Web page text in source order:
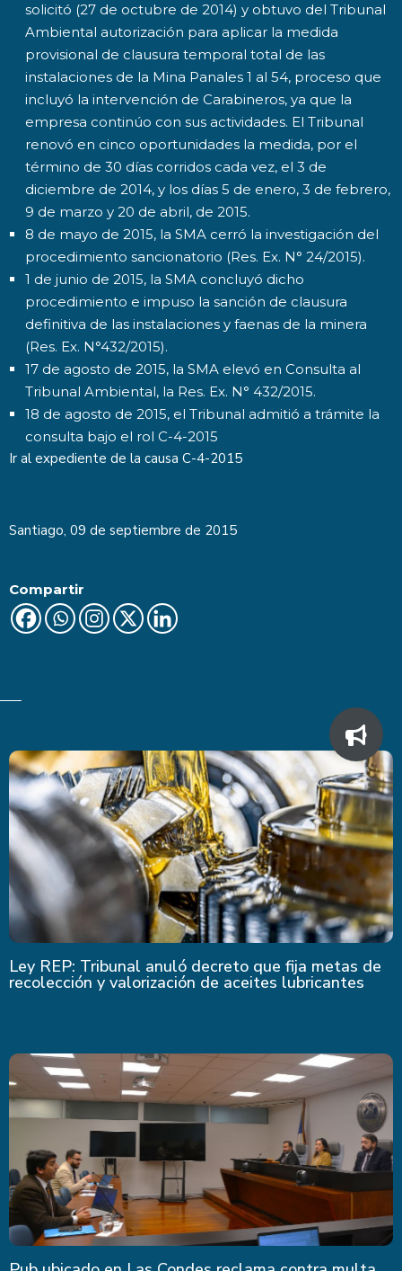
solicitó (27 de octubre de 2014) y obtuvo del Tribunal
Ambiental autorización para aplicar la medida
provisional de clausura temporal total de las
instalaciones de la Mina Panales 1 al 54, proceso que
incluyó la intervención de Carabineros, ya que la
empresa continúo con sus actividades. El Tribunal
renovó en cinco oportunidades la medida, por el
término de 30 días corridos cada vez, el 3 de
diciembre de 2014, y los días 5 de enero, 3 de febrero,
9 de marzo y 20 de abril, de 2015.
8 de mayo de 2015, la SMA cerró la investigación del
procedimiento sancionatorio (Res. Ex. N° 24/2015).
1 de junio de 2015, la SMA concluyó dicho
procedimiento e impuso la sanción de clausura
definitiva de las instalaciones y faenas de la minera
(Res. Ex. N°432/2015).
17 de agosto de 2015, la SMA elevó en Consulta al
Tribunal Ambiental, la Res. Ex. N° 432/2015.
18 de agosto de 2015, el Tribunal admitió a trámite la
consulta bajo el rol C-4-2015
Ir al expediente de la causa C-4-2015
Santiago, 09 de septiembre de 2015
Compartir
Ley REP: Tribunal anuló decreto que fija metas de
recolección y valorización de aceites lubricantes